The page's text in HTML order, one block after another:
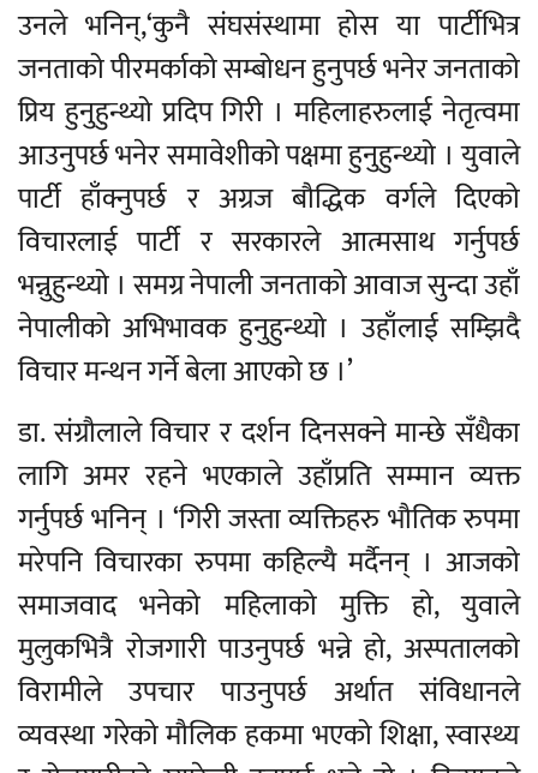
उनले भनिन्,‘कुनै संघसंस्थामा होस या पार्टीभित्र
जनताको पीरमर्काको सम्बोधन हुनुपर्छ भनेर जनताको
प्रिय हुनुहुन्थ्यो प्रदिप गिरी । महिलाहरुलाई नेतृत्वमा
आउनुपर्छ भनेर समावेशीको पक्षमा हुनुहुन्थ्यो । युवाले
पार्टी हाँक्नुपर्छ र अग्रज बौद्धिक वर्गले दिएको
विचारलाई पार्टी र सरकारले आत्मसाथ गर्नुपर्छ
भन्नुहुन्थ्यो । समग्र नेपाली जनताको आवाज सुन्दा उहाँ
नेपालीको अभिभावक हुनुहुन्थ्यो । उहाँलाई सम्झिदै
विचार मन्थन गर्ने बेला आएको छ ।’
डा. संग्रौलाले विचार र दर्शन दिनसक्ने मान्छे सँधैका
लागि अमर रहने भएकाले उहाँप्रति सम्मान व्यक्त
गर्नुपर्छ भनिन् । ‘गिरी जस्ता व्यक्तिहरु भौतिक रुपमा
मरेपनि विचारका रुपमा कहिल्यै मर्दैनन् । आजको
समाजवाद भनेको महिलाको मुक्ति हो, युवाले
मुलुकभित्रै रोजगारी पाउनुपर्छ भन्ने हो, अस्पतालको
विरामीले उपचार पाउनुपर्छ अर्थात संविधानले
व्यवस्था गरेको मौलिक हकमा भएको शिक्षा, स्वास्थ्य